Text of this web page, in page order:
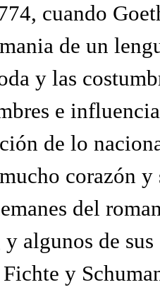
cuando
de un
y las
e
de lo
corazón
del
algunos de
y